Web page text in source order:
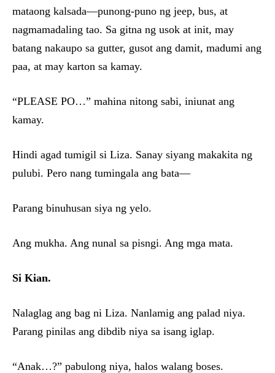
mataong kalsada—punong-puno ng jeep, bus, at
nagmamadaling tao. Sa gitna ng usok at init, may
batang nakaupo sa gutter, gusot ang damit, madumi ang
paa, at may karton sa kamay.
“PLEASE PO…” mahina nitong sabi, iniunat ang
kamay.
Hindi agad tumigil si Liza. Sanay siyang makakita ng
pulubi. Pero nang tumingala ang bata—
Parang binuhusan siya ng yelo.
Ang mukha. Ang nunal sa pisngi. Ang mga mata.
Si Kian.
Nalaglag ang bag ni Liza. Nanlamig ang palad niya.
Parang pinilas ang dibdib niya sa isang iglap.
“Anak…?” pabulong niya, halos walang boses.